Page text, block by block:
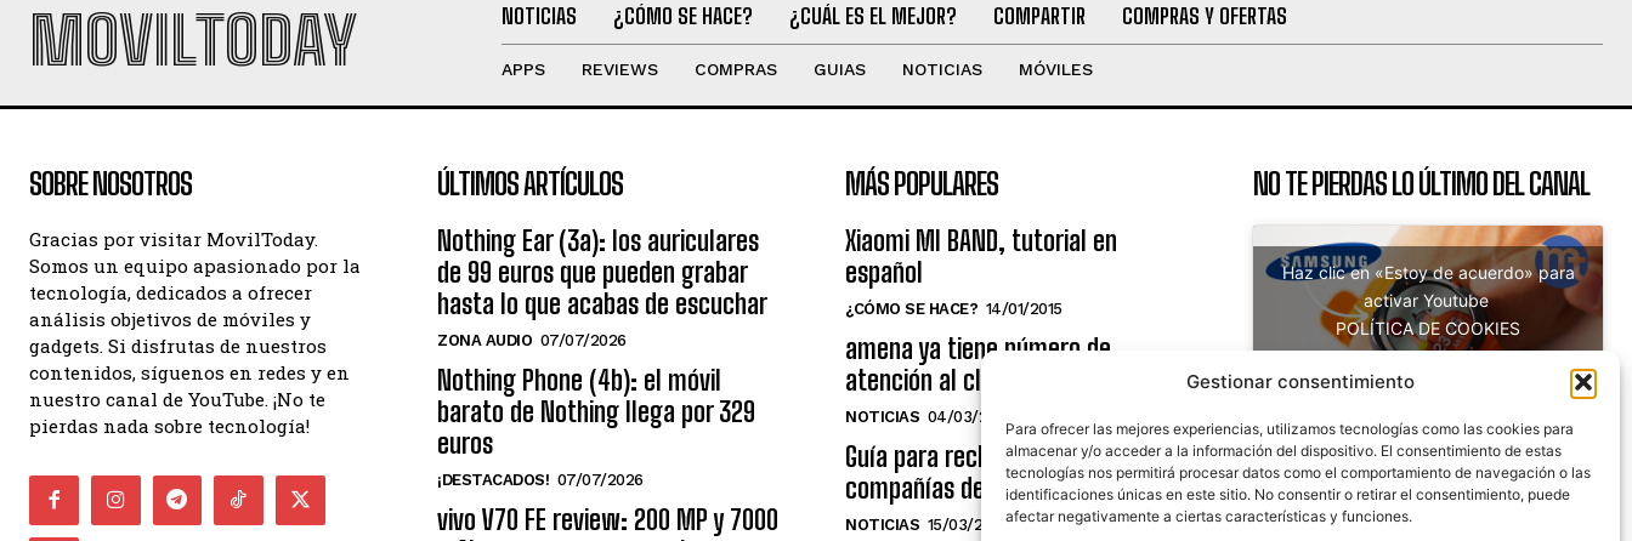
Gestionar consentimiento
Para ofrecer las mejores experiencias, utilizamos tecnologías como las cookies para
almacenar y/o acceder a la información del dispositivo. El consentimiento de estas
tecnologías nos permitirá procesar datos como el comportamiento de navegación o las
identificaciones únicas en este sitio. No consentir o retirar el consentimiento, puede
afectar negativamente a ciertas características y funciones.
MOVILTODAY NOTICIAS ¿CÓMO SE HACE? ¿CUÁL ES EL MEJOR? COMPARTIR COMPRAS Y OFERTAS
APPS REVIEWS COMPRAS GUIAS NOTICIAS MÓVILES
SOBRE NOSOTROS
Gracias por visitar MovilToday.
Somos un equipo apasionado por la
tecnología, dedicados a ofrecer
análisis objetivos de móviles y
gadgets. Si disfrutas de nuestros
contenidos, síguenos en redes y en
nuestro canal de YouTube. ¡No te
pierdas nada sobre tecnología!
ÚLTIMOS ARTÍCULOS
Nothing Ear (3a): los auriculares
de 99 euros que pueden grabar
hasta lo que acabas de escuchar
ZONA AUDIO 07/07/2026
Nothing Phone (4b): el móvil
barato de Nothing llega por 329
euros
¡DESTACADOS! 07/07/2026
vivo V70 FE review: 200 MP y 7000
MÁS POPULARES
Xiaomi MI BAND, tutorial en
español
¿CÓMO SE HACE? 14/01/2015
amena ya tiene número de
atención al cliente gratuito
NOTICIAS 04/03/2014
Guía para reclamar a las
compañías de telecomunicaciones
NOTICIAS 15/03/2009
NO TE PIERDAS LO ÚLTIMO DEL CANAL
Haz clic en «Estoy de acuerdo» para
activar Youtube
POLÍTICA DE COOKIES
Estoy de acuerdo